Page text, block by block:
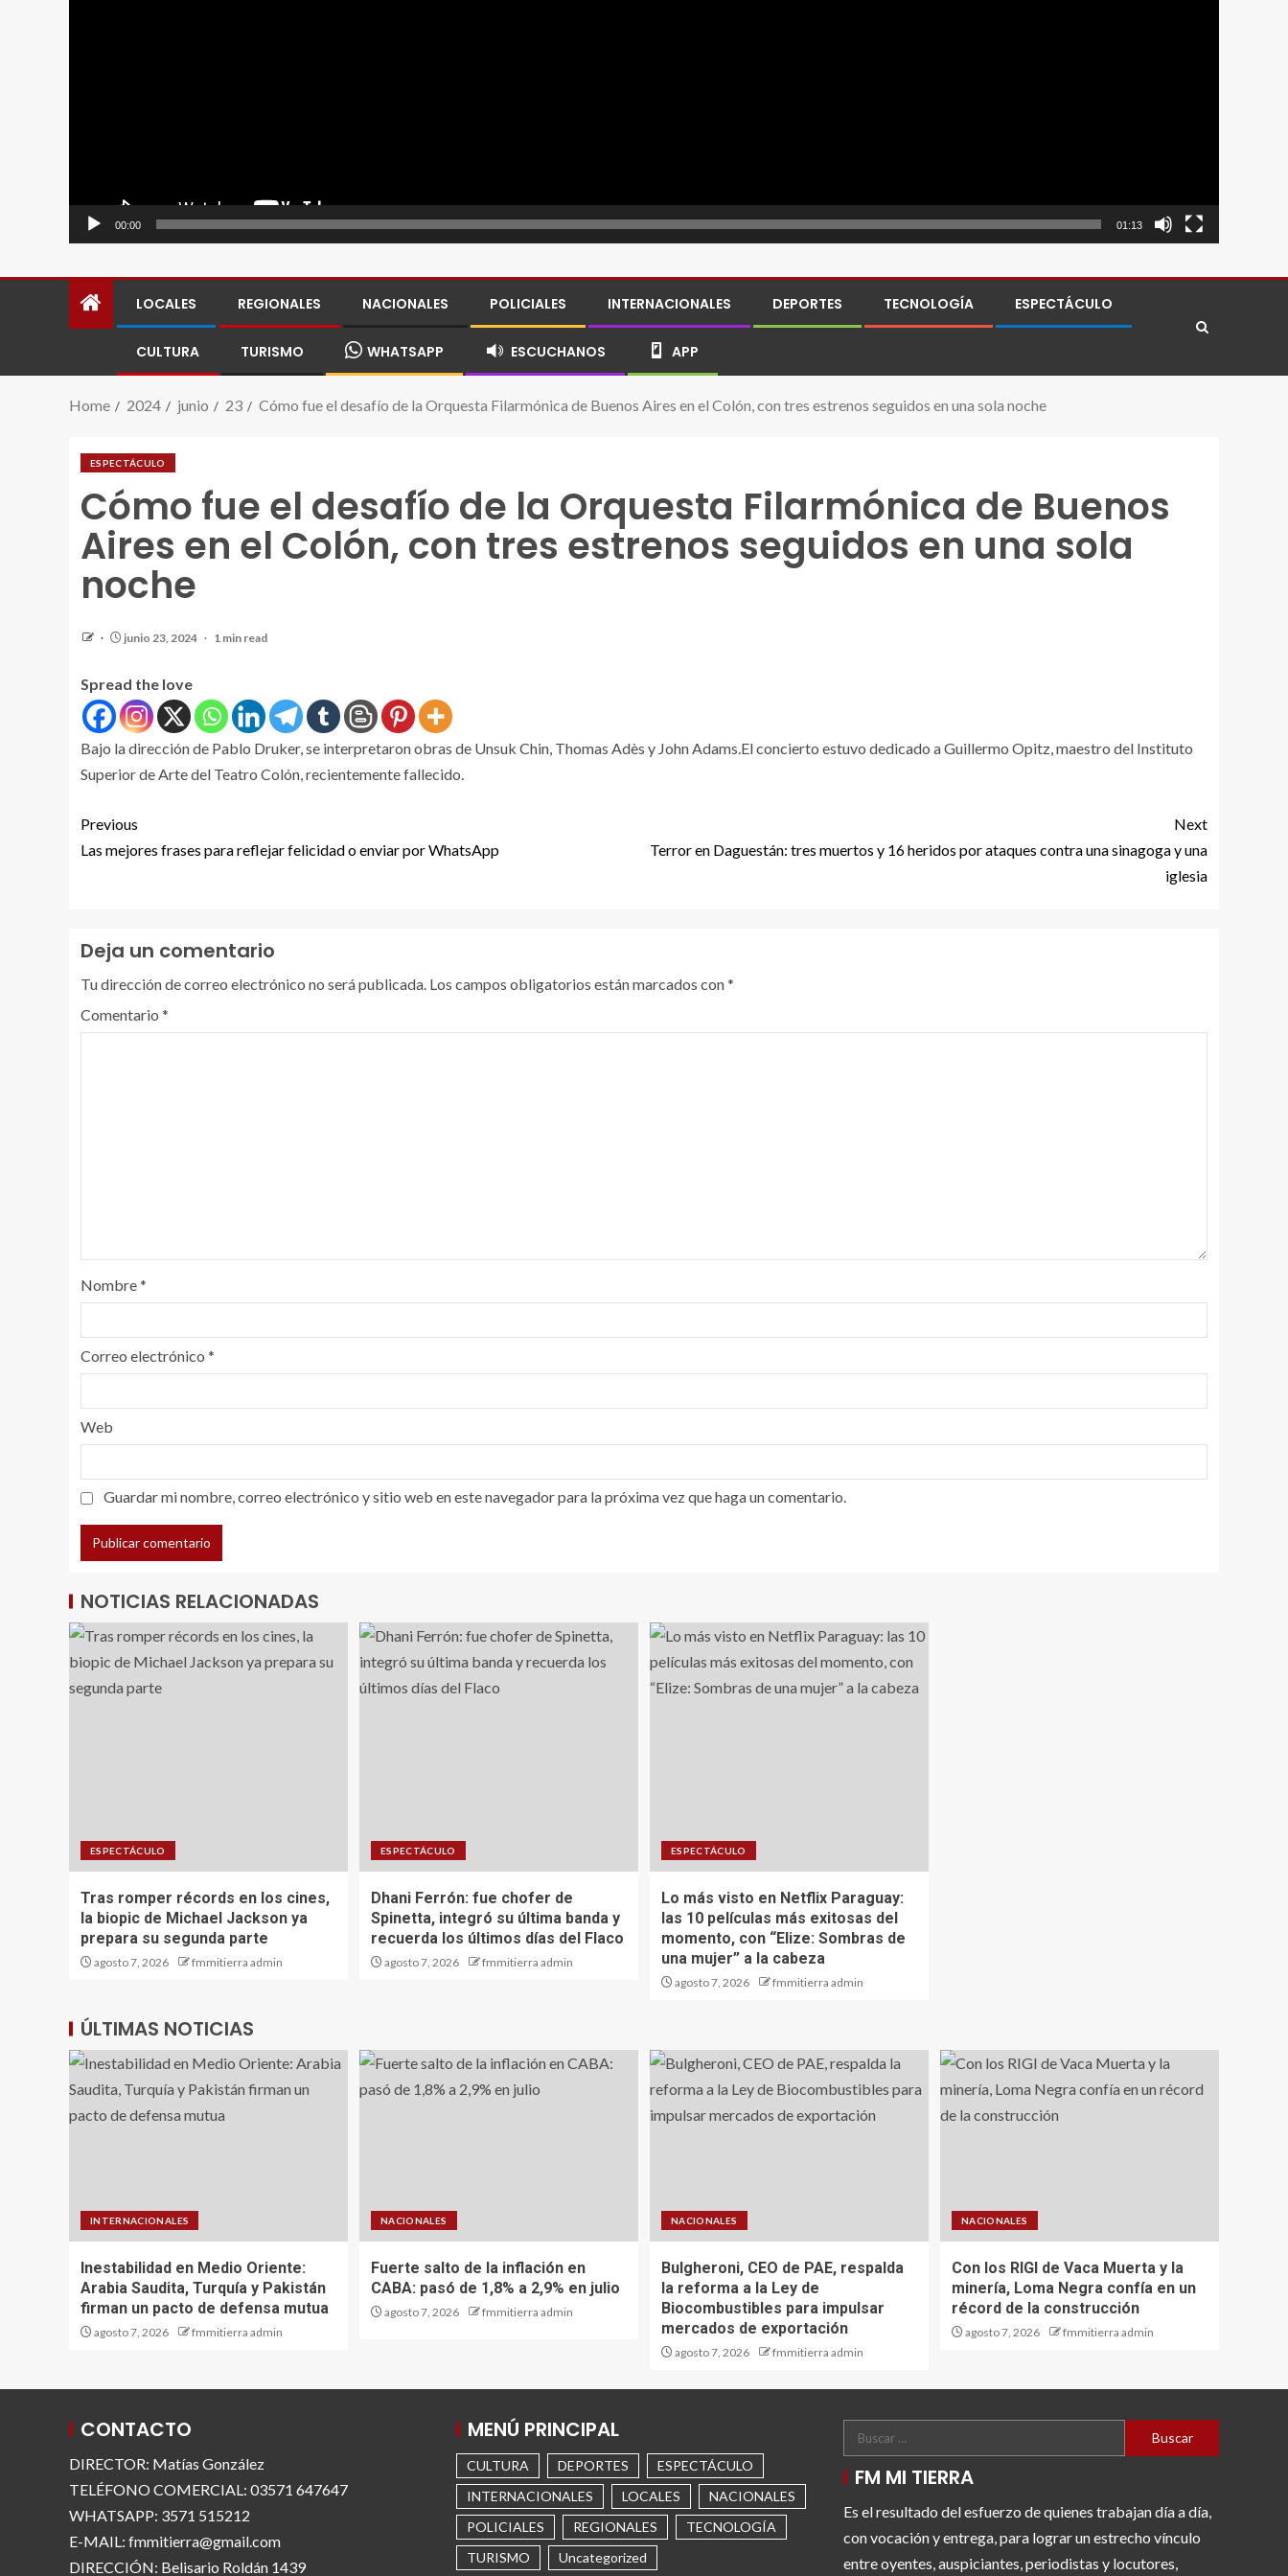
00:00 01:13
LOCALES REGIONALES NACIONALES POLICIALES INTERNACIONALES DEPORTES TECNOLOGÍA ESPECTÁCULO
CULTURA TURISMO WHATSAPP ESCUCHANOS APP
Home 2024 junio 23 Cómo fue el desafío de la Orquesta Filarmónica de Buenos Aires en el Colón, con tres estrenos seguidos en una sola noche
ESPECTÁCULO
Cómo fue el desafío de la Orquesta Filarmónica de Buenos
Aires en el Colón, con tres estrenos seguidos en una sola
noche
junio 23, 2024 1 min read
Spread the love
Bajo la dirección de Pablo Druker, se interpretaron obras de Unsuk Chin, Thomas Adès y John Adams.El concierto estuvo dedicado a Guillermo Opitz, maestro del Instituto
Superior de Arte del Teatro Colón, recientemente fallecido.
Previous
Las mejores frases para reflejar felicidad o enviar por WhatsApp
Next
Terror en Daguestán: tres muertos y 16 heridos por ataques contra una sinagoga y una
iglesia
Deja un comentario
Tu dirección de correo electrónico no será publicada. Los campos obligatorios están marcados con*
Comentario *
Nombre*
Correo electrónico *
Web
Guardar mi nombre, correo electrónico y sitio web en este navegador para la próxima vez que haga un comentario.
NOTICIAS RELACIONADAS
ESPECTÁCULO
Tras romper récords en los cines,
la biopic de Michael Jackson ya
prepara su segunda parte
agosto 7, 2026 fmmitierra admin
ESPECTÁCULO
Dhani Ferrón: fue chofer de
Spinetta, integró su última banda y
recuerda los últimos días del Flaco
agosto 7, 2026 fmmitierra admin
ESPECTÁCULO
Lo más visto en Netflix Paraguay:
las 10 películas más exitosas del
momento, con “Elize: Sombras de
una mujer” a la cabeza
agosto 7, 2026 fmmitierra admin
ÚLTIMAS NOTICIAS
INTERNACIONALES
Inestabilidad en Medio Oriente:
Arabia Saudita, Turquía y Pakistán
firman un pacto de defensa mutua
agosto 7, 2026 fmmitierra admin
NACIONALES
Fuerte salto de la inflación en
CABA: pasó de 1,8% a 2,9% en julio
agosto 7, 2026 fmmitierra admin
NACIONALES
Bulgheroni, CEO de PAE, respalda
la reforma a la Ley de
Biocombustibles para impulsar
mercados de exportación
agosto 7, 2026 fmmitierra admin
NACIONALES
Con los RIGI de Vaca Muerta y la
minería, Loma Negra confía en un
récord de la construcción
agosto 7, 2026 fmmitierra admin
CONTACTO
DIRECTOR: Matías González
TELÉFONO COMERCIAL: 03571 647647
WHATSAPP: 3571 515212
E-MAIL: fmmitierra@gmail.com
DIRECCIÓN: Belisario Roldán 1439
MENÚ PRINCIPAL
CULTURA DEPORTES
ESPECTÁCULO
INTERNACIONALES
LOCALES
NACIONALES
POLICIALES
REGIONALES
TECNOLOGÍA
TURISMO
Uncategorized
FM MI TIERRA
Es el resultado del esfuerzo de quienes trabajan día a día,
con vocación y entrega, para lograr un estrecho vínculo
entre oyentes, auspiciantes, periodistas y locutores,